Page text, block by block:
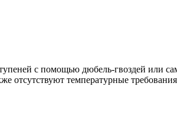
с помощью дюбель-гвоздей или
температурные